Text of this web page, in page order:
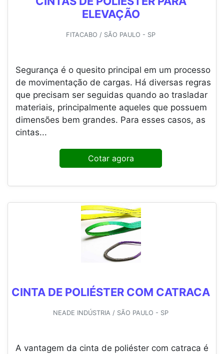
ELEVAÇÃO
FITACABO / SÃO PAULO - SP
Segurança é o quesito principal em um processo
de movimentação de cargas. Há diversas regras
que precisam ser seguidas quando ao trasladar
materiais, principalmente aqueles que possuem
dimensões bem grandes. Para esses casos, as
cintas...
Cotar agora
CINTA DE POLIÉSTER COM CATRACA
NEADE INDÚSTRIA / SÃO PAULO - SP
A vantagem da cinta de poliéster com catraca é